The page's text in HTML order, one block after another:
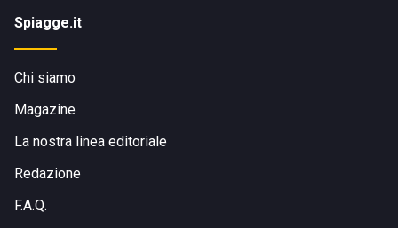
Spiagge.it
Chi siamo
Magazine
La nostra linea editoriale
Redazione
F.A.Q.